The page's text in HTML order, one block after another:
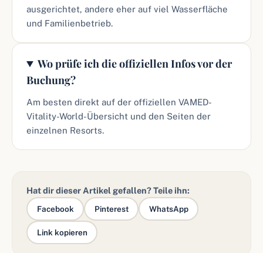
ausgerichtet, andere eher auf viel Wasserfläche
und Familienbetrieb.
Wo prüfe ich die offiziellen Infos vor der
Buchung?
Am besten direkt auf der offiziellen VAMED-
Vitality-World-Übersicht und den Seiten der
einzelnen Resorts.
Hat dir dieser Artikel gefallen? Teile ihn:
Facebook Pinterest WhatsApp
Link kopieren